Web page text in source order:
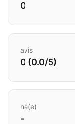
0
avis
0 (0.0/5)
né(e)
-